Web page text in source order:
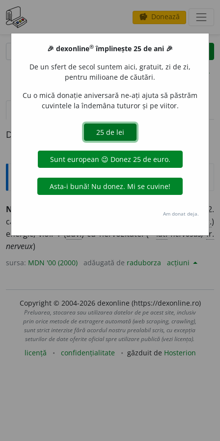
savings Donează
clear
opțiuni
definiții (1) pronunțievolume_up (50)
Definiția cu ID-ul 478517:
Explicative DEX
NERV
1. referitor la, provocat de nervi. 2.
care manifestă nervozitate; irascibil; surescitat. 3. (
fig.)
energic, vioi. ◊ (adv.) cu nervozitate. (<lat. nervosus, fr.
nerveux)
sursa: MDN '00 (2000) adăugată de raduborza acțiuni
Copyright © 2004-2026 dexonline (https://dexonline.ro)
Preluarea, stocarea sau utilizarea datelor de pe acest site, inclusiv
prin orice metode de extragere automată (web scraping, crawling),
sunt strict interzise fără acordul nostru prealabil scris, cu excepția
seturilor de date oferite oficial spre utilizare publică (vezi licența).
licență confidențialitate găzduit de Hosterion
🎉 dexonline® împlinește 25 de ani 🎉
De un sfert de secol suntem aici, gratuit, zi de zi,
pentru milioane de căutări.
Cu o mică donație aniversară ne-ați ajuta să păstrăm
cuvintele la îndemâna tuturor și pe viitor.
Am donat deja.